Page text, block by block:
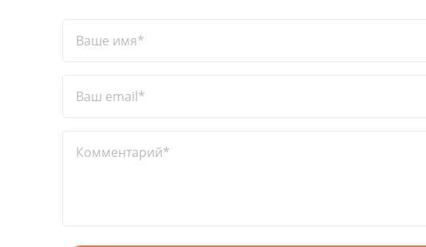
Ваше имя*
Ваш email*
Комментарий*